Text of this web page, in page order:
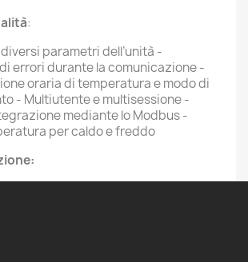
:
parametri dell’unità -
errori durante la comunicazione -
oraria di temperatura e modo di
- Multiutente e multisessione -
mediante lo Modbus -
per caldo e freddo